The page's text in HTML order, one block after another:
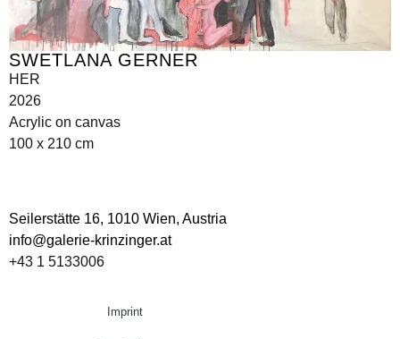
SWETLANA GERNER
HER
2026
Acrylic on canvas
100 x 210 cm
Seilerstätte 16, 1010 Wien, Austria
info@galerie-krinzinger.at
+43 1 5133006
Imprint